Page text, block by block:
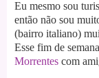
Eu mesmo sou
então não sou
(bairro italiano)
Esse fim de
Morrentes com